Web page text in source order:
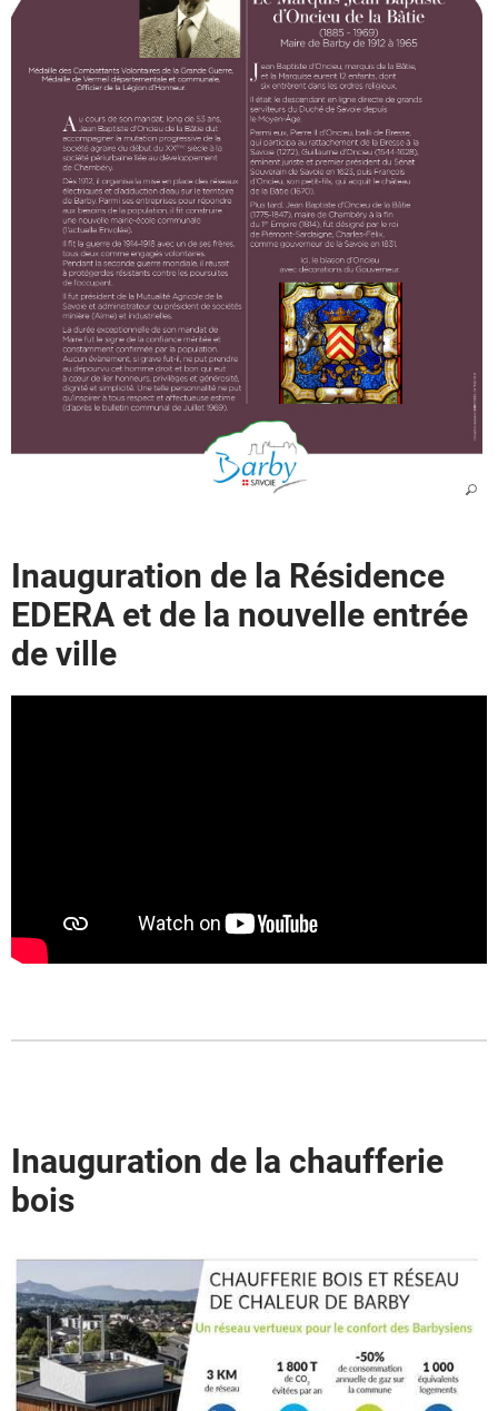
Inauguration de la Résidence
EDERA et de la nouvelle entrée
de ville
Inauguration de la chaufferie
bois